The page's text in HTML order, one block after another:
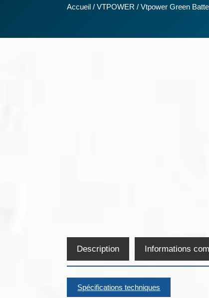
Accueil /VTPOWER / Vtpower Green
Description Informations
Spécifications techniques